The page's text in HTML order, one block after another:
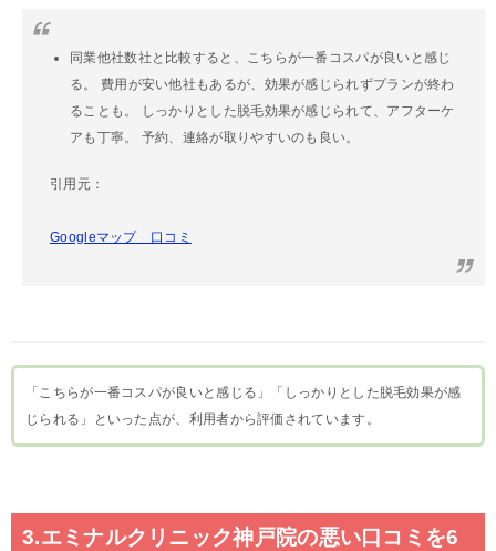
同業他社数社と比較すると、こちらが一番コスパが良いと感じ
る。 費用が安い他社もあるが、効果が感じられずプランが終わ
ることも。 しっかりとした脱毛効果が感じられて、アフターケ
アも丁寧。 予約、連絡が取りやすいのも良い。
引用元：
Googleマップ 口コミ
「こちらが一番コスパが良いと感じる」「しっかりとした脱毛効果が感
じられる」といった点が、利用者から評価されています。
3.エミナルクリニック神戸院の悪い口コミを6